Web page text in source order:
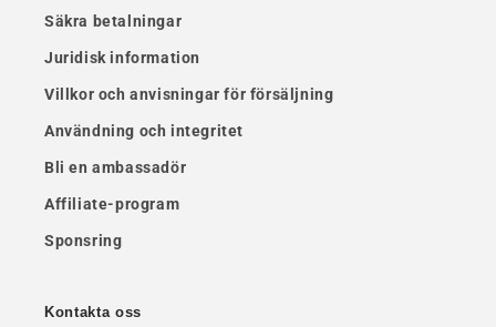
Säkra betalningar
Juridisk information
Villkor och anvisningar för försäljning
Användning och integritet
Bli en ambassadör
Affiliate-program
Sponsring
Kontakta oss